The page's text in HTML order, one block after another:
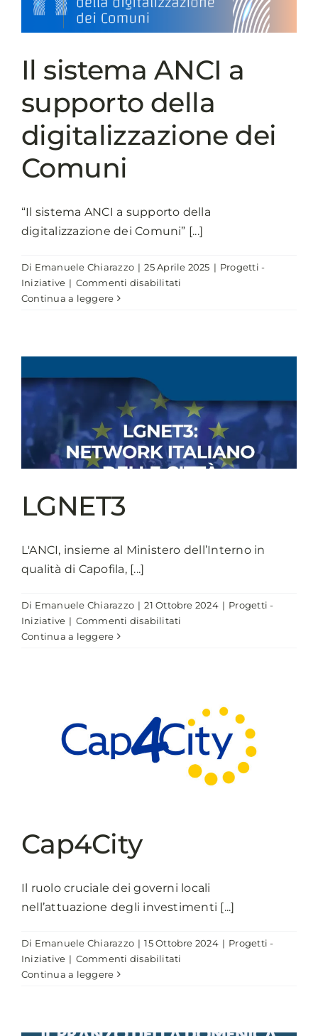
Il sistema ANCI a
supporto della
digitalizzazione dei
Comuni
“Il sistema ANCI a supporto della
digitalizzazione dei Comuni” [...]
Di Emanuele Chiarazzo | 25 Aprile 2025 | Progetti -
Iniziative | Commenti disabilitati
supporto
dei
Comuni
Continua a leggere
LGNET3
L'ANCI, insieme al Ministero dell’Interno in
qualità di Capofila, [...]
Di Emanuele Chiarazzo | 21 Ottobre 2024 | Progetti -
Iniziative | Commenti disabilitati
Continua a leggere
Cap4City
Il ruolo cruciale dei governi locali
nell’attuazione degli investimenti [...]
Di Emanuele Chiarazzo | 15 Ottobre 2024 | Progetti -
Iniziative | Commenti disabilitati
Continua a leggere